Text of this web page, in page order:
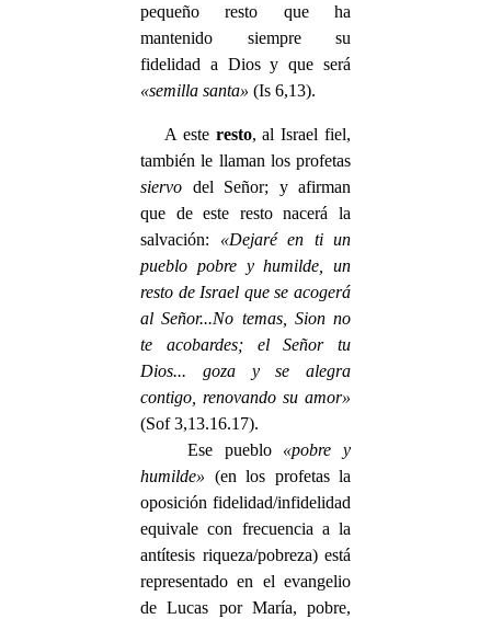
pequeño resto que ha
mantenido siempre su
fidelidad a Dios y que será
«semilla santa» (Is 6,13).
A este resto, al Israel fiel,
también le llaman los profetas
siervo del Señor; y afirman
que de este resto nacerá la
salvación: «Dejaré en ti un
pueblo pobre y humilde, un
resto de Israel que se acogerá
al Señor...No temas, Sion no
te acobardes; el Señor tu
Dios... goza y se alegra
contigo, renovando su amor»
(Sof 3,13.16.17).
Ese pueblo «pobre y
humilde» (en los profetas la
oposición fidelidad/infidelidad
equivale con frecuencia a la
antítesis riqueza/pobreza) está
representado en el evangelio
de Lucas por María, pobre,